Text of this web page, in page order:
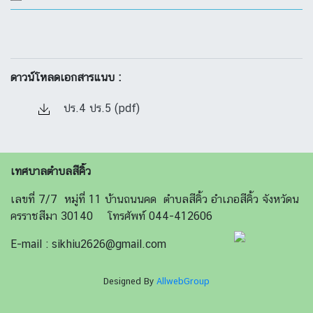
ดาวน์โหลดเอกสารแนบ :
ปร.4 ปร.5 (pdf)
เทศบาลตำบลสีคิ้ว
เลขที่ 7/7 หมู่ที่ 11 บ้านถนนคด ตำบลสีคิ้ว อำเภอสีคิ้ว จังหวัดน
ครราชสีมา 30140 โทรศัพท์ 044-412606
E-mail : sikhiu2626@gmail.com
Designed By AllwebGroup